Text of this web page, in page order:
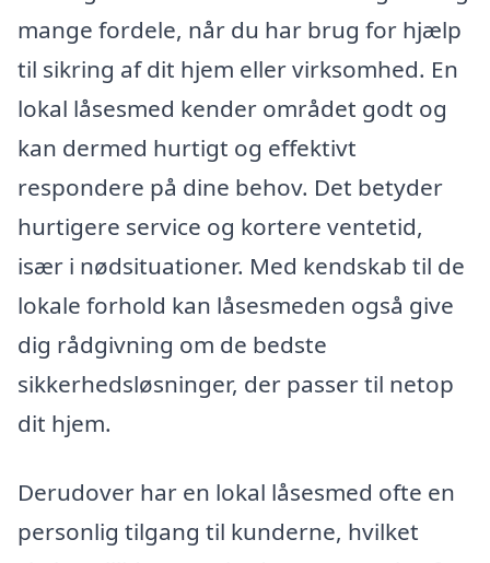
mange fordele, når du har brug for hjælp
til sikring af dit hjem eller virksomhed. En
lokal låsesmed kender området godt og
kan dermed hurtigt og effektivt
respondere på dine behov. Det betyder
hurtigere service og kortere ventetid,
især i nødsituationer. Med kendskab til de
lokale forhold kan låsesmeden også give
dig rådgivning om de bedste
sikkerhedsløsninger, der passer til netop
dit hjem.
Derudover har en lokal låsesmed ofte en
personlig tilgang til kunderne, hvilket